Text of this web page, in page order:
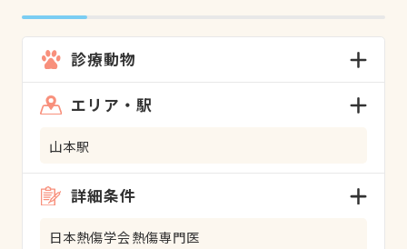
診療動物
エリア・駅
山本駅
詳細条件
日本熱傷学会熱傷専門医